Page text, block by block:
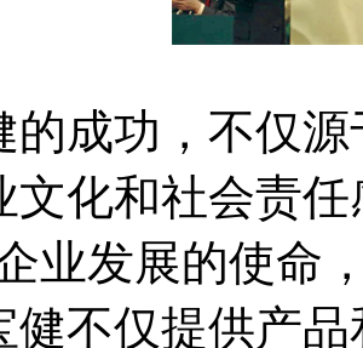
功，不仅源
文化和社会责
业发展的使命
健不仅提供产